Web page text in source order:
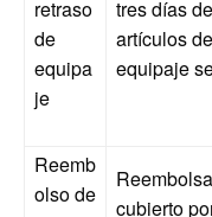
retraso
de
equipa
je
tres días
artículos
equipaje
Reemb
olso de
cubierto